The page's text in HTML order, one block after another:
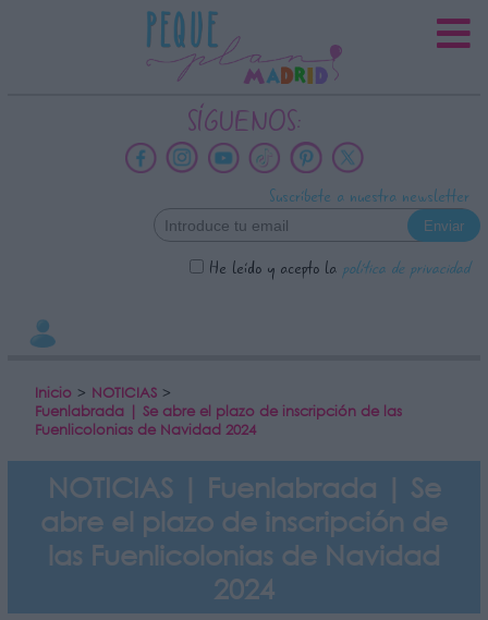
SÍGUENOS:
Suscríbete a nuestra newsletter
He leído y acepto la política de privacidad
Inicio > NOTICIAS >
Fuenlabrada | Se abre el plazo de inscripción de las
Fuenlicolonias de Navidad 2024
NOTICIAS | Fuenlabrada | Se
abre el plazo de inscripción de
las Fuenlicolonias de Navidad
2024
INFORMACION SOBRE LA
PROTECCIÓN DE TUS DATOS
Datos tratados:
Información adicional